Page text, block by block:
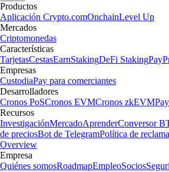
Productos
Aplicación Crypto.comOnchainLevel Up
Mercados
Criptomonedas
Características
TarjetasCestasEarnStakingDeFi StakingPay
Empresas
CustodiaPay para comerciantes
Desarrolladores
Cronos PoSCronos EVMCronos zkEVM
Recursos
InvestigaciónMercadoAprenderConversor
de preciosBot de TelegramPolítica de
Overview
Empresa
Quiénes somosRoadmapEmpleoSocios